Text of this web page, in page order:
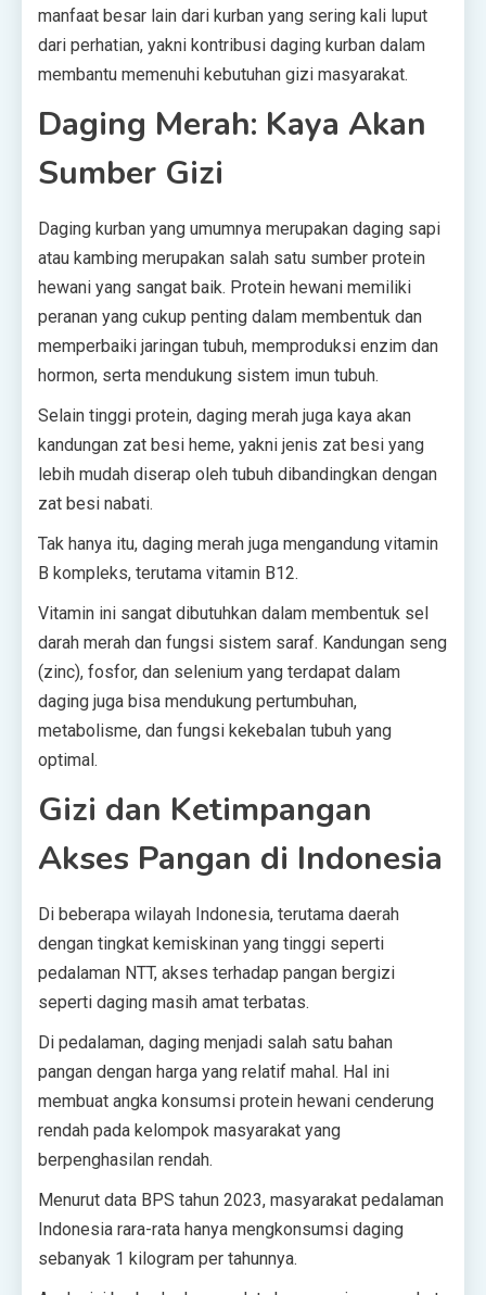
manfaat besar lain dari kurban yang sering kali luput
dari perhatian, yakni kontribusi daging kurban dalam
membantu memenuhi kebutuhan gizi masyarakat.
Daging Merah: Kaya Akan
Sumber Gizi
Daging kurban yang umumnya merupakan daging sapi
atau kambing merupakan salah satu sumber protein
hewani yang sangat baik. Protein hewani memiliki
peranan yang cukup penting dalam membentuk dan
memperbaiki jaringan tubuh, memproduksi enzim dan
hormon, serta mendukung sistem imun tubuh.
Selain tinggi protein, daging merah juga kaya akan
kandungan zat besi heme, yakni jenis zat besi yang
lebih mudah diserap oleh tubuh dibandingkan dengan
zat besi nabati.
Tak hanya itu, daging merah juga mengandung vitamin
B kompleks, terutama vitamin B12.
Vitamin ini sangat dibutuhkan dalam membentuk sel
darah merah dan fungsi sistem saraf. Kandungan seng
(zinc), fosfor, dan selenium yang terdapat dalam
daging juga bisa mendukung pertumbuhan,
metabolisme, dan fungsi kekebalan tubuh yang
optimal.
Gizi dan Ketimpangan
Akses Pangan di Indonesia
Di beberapa wilayah Indonesia, terutama daerah
dengan tingkat kemiskinan yang tinggi seperti
pedalaman NTT, akses terhadap pangan bergizi
seperti daging masih amat terbatas.
Di pedalaman, daging menjadi salah satu bahan
pangan dengan harga yang relatif mahal. Hal ini
membuat angka konsumsi protein hewani cenderung
rendah pada kelompok masyarakat yang
berpenghasilan rendah.
Menurut data BPS tahun 2023, masyarakat pedalaman
Indonesia rara-rata hanya mengkonsumsi daging
sebanyak 1 kilogram per tahunnya.